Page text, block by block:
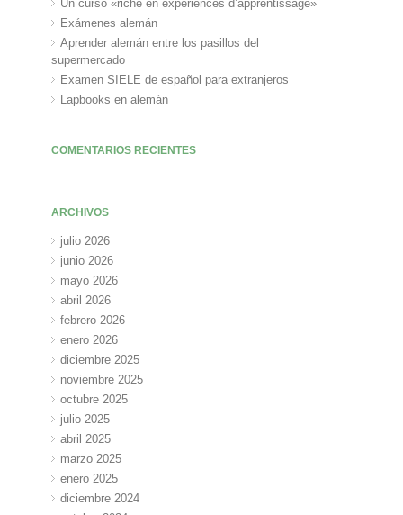
Un curso «riche en expériences d’apprentissage»
Exámenes alemán
Aprender alemán entre los pasillos del
supermercado
Examen SIELE de español para extranjeros
Lapbooks en alemán
COMENTARIOS RECIENTES
ARCHIVOS
julio 2026
junio 2026
mayo 2026
abril 2026
febrero 2026
enero 2026
diciembre 2025
noviembre 2025
octubre 2025
julio 2025
abril 2025
marzo 2025
enero 2025
diciembre 2024